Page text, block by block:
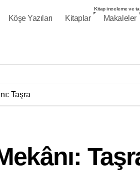
Köşe Yazıları Kitaplar
Kitap inceleme ve
Makaleler
Taşra